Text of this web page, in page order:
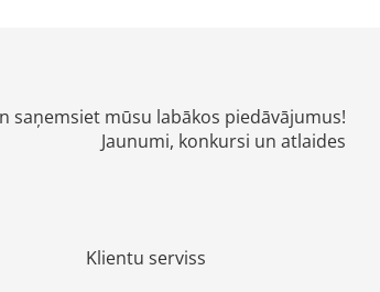
saņemsiet mūsu labākos piedāvājumus!
Jaunumi, konkursi un atlaides
Klientu serviss